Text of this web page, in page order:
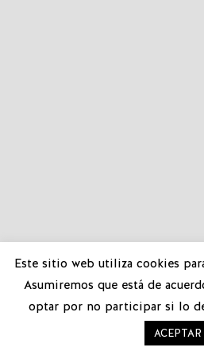
Este sitio web utiliza cookies
Asumiremos que está de
optar por no participar si lo
ACEPTAR